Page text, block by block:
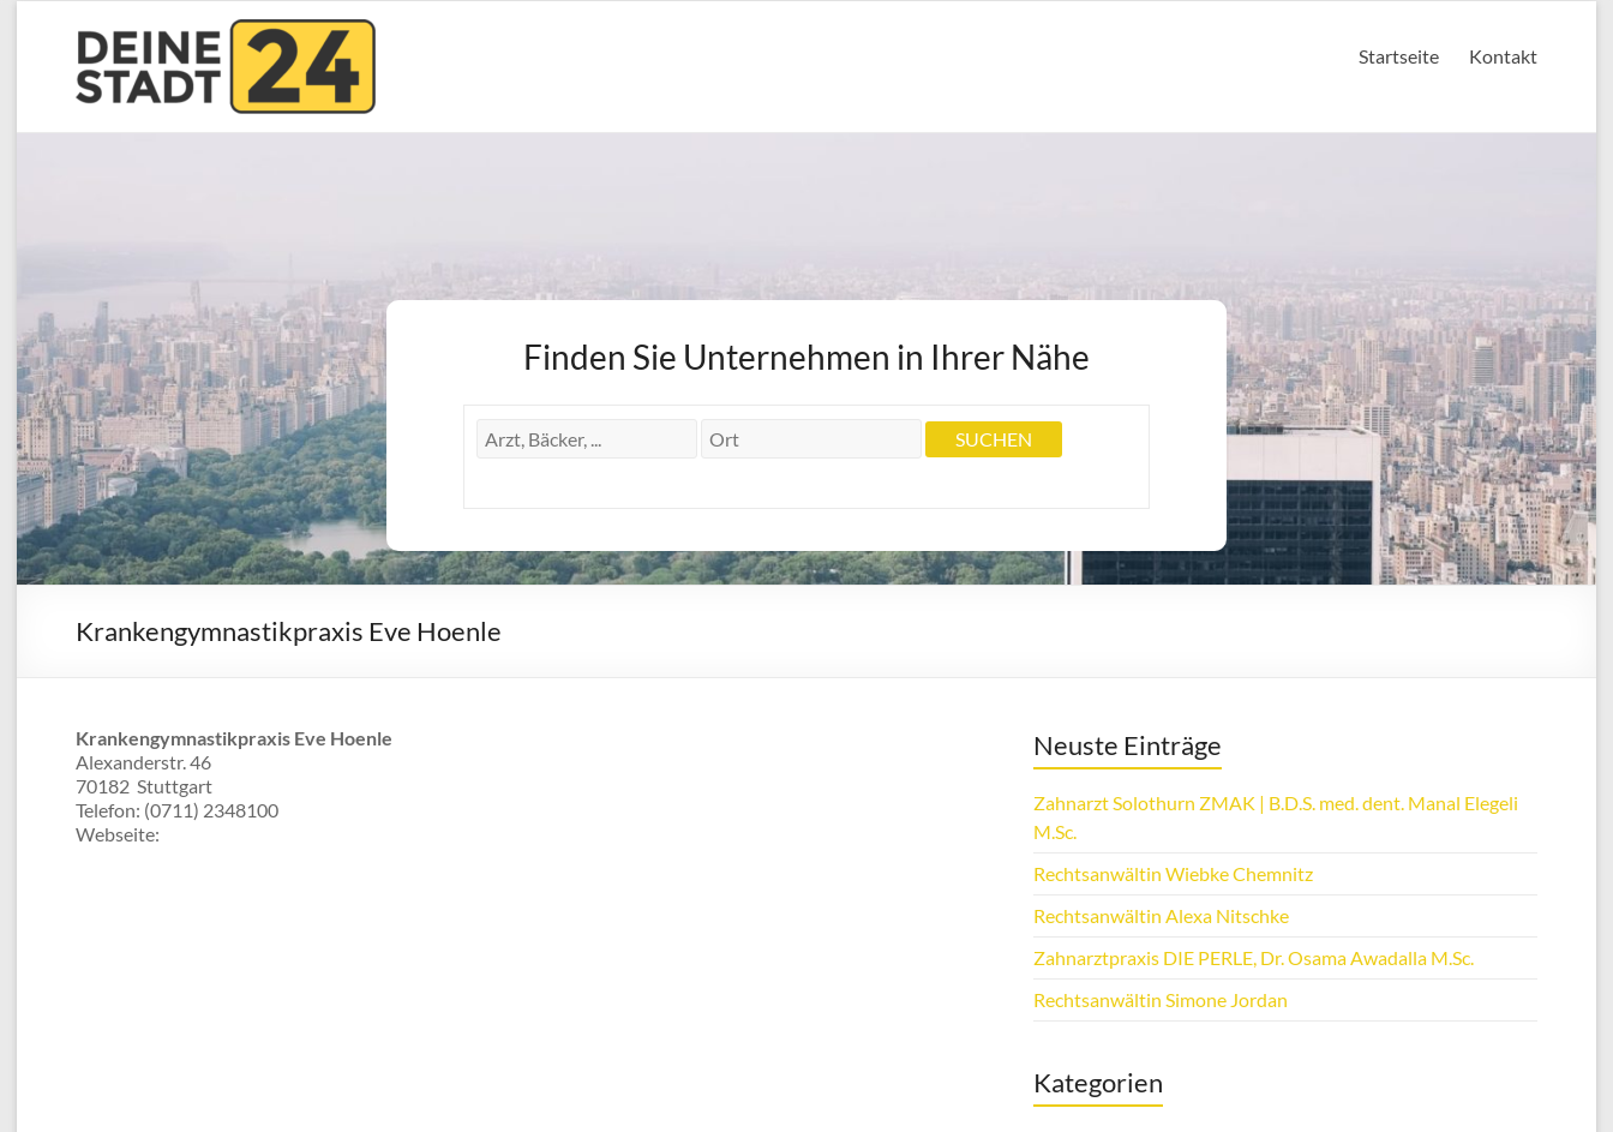
Startseite Kontakt
Krankengymnastikpraxis Eve Hoenle
Finden Sie Unternehmen in Ihrer Nähe
Krankengymnastikpraxis Eve Hoenle
Alexanderstr. 46
70182 Stuttgart
Telefon: (0711) 2348100
Webseite:
Neuste Einträge
Zahnarzt Solothurn ZMAK | B.D.S. med. dent. Manal Elegeli
M.Sc.
Rechtsanwältin Wiebke Chemnitz
Rechtsanwältin Alexa Nitschke
Zahnarztpraxis DIE PERLE, Dr. Osama Awadalla M.Sc.
Rechtsanwältin Simone Jordan
Kategorien